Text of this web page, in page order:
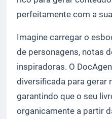
perfeitamente com a
Imagine carregar o
de personagens, notas
inspiradoras. O
diversificada para gerar
garantindo que o seu
organicamente a partir